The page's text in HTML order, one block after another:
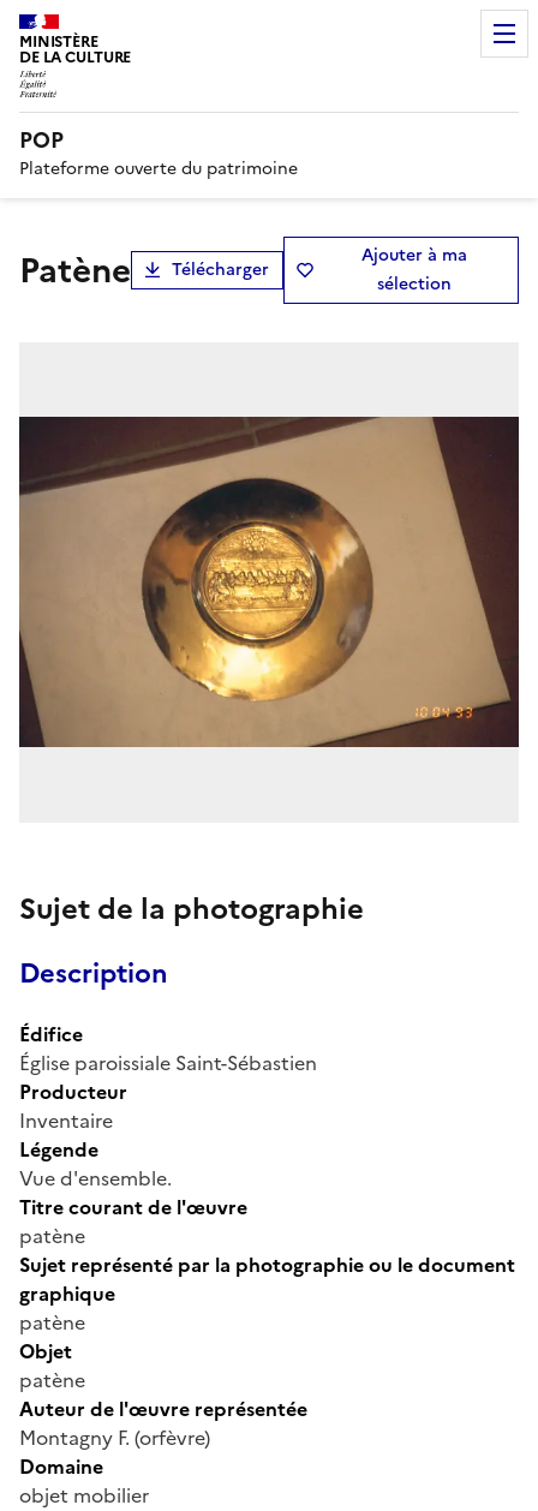
MINISTÈRE
DE LA CULTURE
POP
Plateforme ouverte du patrimoine
patène Télécharger
Ajouter à ma
sélection
Sujet de la photographie
Description
Édifice
Église paroissiale Saint-Sébastien
Producteur
Inventaire
Légende
Vue d'ensemble.
Titre courant de l'œuvre
patène
Sujet représenté par la photographie ou le document
graphique
patène
Objet
patène
Auteur de l'œuvre représentée
Montagny F. (orfèvre)
Domaine
objet mobilier